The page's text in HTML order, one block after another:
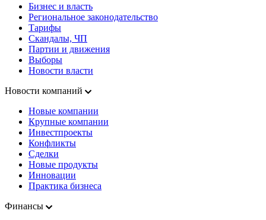
Бизнес и власть
Региональное законодательство
Тарифы
Скандалы, ЧП
Партии и движения
Выборы
Новости власти
Новости компаний
Новые компании
Крупные компании
Инвестпроекты
Конфликты
Сделки
Новые продукты
Инновации
Практика бизнеса
Финансы